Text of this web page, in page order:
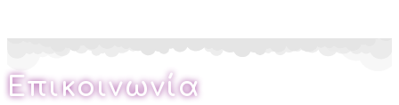
Επικοινωνία